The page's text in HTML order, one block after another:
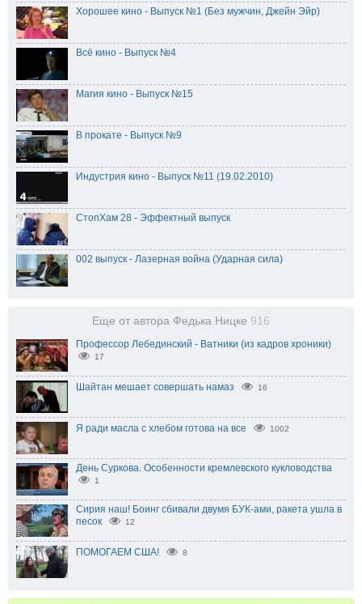
Хорошее кино - Выпуск №1 (Без мужчин, Джейн Эйр)
Всё кино - Выпуск №4
Магия кино - Выпуск №15
В прокате - Выпуск №9
Индустрия кино - Выпуск №11 (19.02.2010)
СтопХам 28 - Эффектный выпуск
002 выпуск - Лазерная война (Ударная сила)
Еще от автора Федька Ницке 916
Профессор Лебединский - Ватники (из кадров хроники)
17
Шайтан мешает совершать намаз 16
Я ради масла с хлебом готова на все 1002
День Суркова. Особенности кремлевского кукловодства
1
Сирия наш! Боинг сбивали двумя БУК-ами, ракета ушла в
песок
12
ПОМОГАЕМ США! 8